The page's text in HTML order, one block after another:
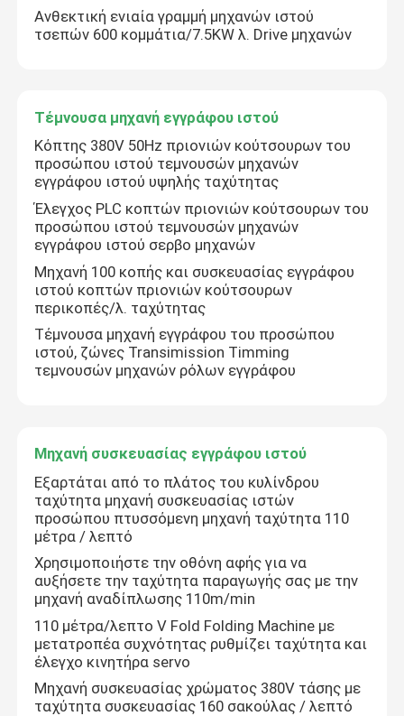
Ανθεκτική ενιαία γραμμή μηχανών ιστού
τσεπών 600 κομμάτια/7.5KW λ. Drive μηχανών
Τέμνουσα μηχανή εγγράφου ιστού
Κόπτης 380V 50Hz πριονιών κούτσουρων του
προσώπου ιστού τεμνουσών μηχανών
εγγράφου ιστού υψηλής ταχύτητας
Έλεγχος PLC κοπτών πριονιών κούτσουρων του
προσώπου ιστού τεμνουσών μηχανών
εγγράφου ιστού σερβο μηχανών
Μηχανή 100 κοπής και συσκευασίας εγγράφου
ιστού κοπτών πριονιών κούτσουρων
περικοπές/λ. ταχύτητας
Τέμνουσα μηχανή εγγράφου του προσώπου
ιστού, ζώνες Transimission Timming
τεμνουσών μηχανών ρόλων εγγράφου
Μηχανή συσκευασίας εγγράφου ιστού
Εξαρτάται από το πλάτος του κυλίνδρου
ταχύτητα μηχανή συσκευασίας ιστών
προσώπου πτυσσόμενη μηχανή ταχύτητα 110
μέτρα / λεπτό
Χρησιμοποιήστε την οθόνη αφής για να
αυξήσετε την ταχύτητα παραγωγής σας με την
μηχανή αναδίπλωσης 110m/min
110 μέτρα/λεπτο V Fold Folding Machine με
μετατροπέα συχνότητας ρυθμίζει ταχύτητα και
έλεγχο κινητήρα servo
Μηχανή συσκευασίας χρώματος 380V τάσης με
ταχύτητα συσκευασίας 160 σακούλας / λεπτό